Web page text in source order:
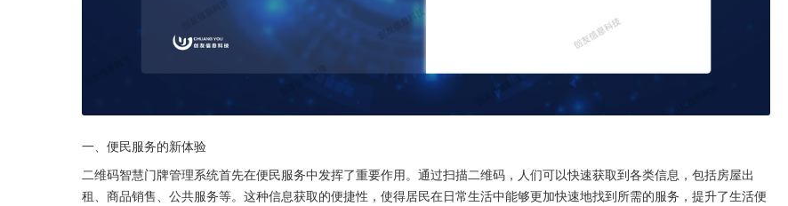
一、便民服务的新体验
二维码智慧门牌管理系统首先在便民服务中发挥了重要作用。通过扫描二维码，人们可以快速获取到各类信息，包括房屋出
租、商品销售、公共服务等。这种信息获取的便捷性，使得居民在日常生活中能够更加快速地找到所需的服务，提升了生活便